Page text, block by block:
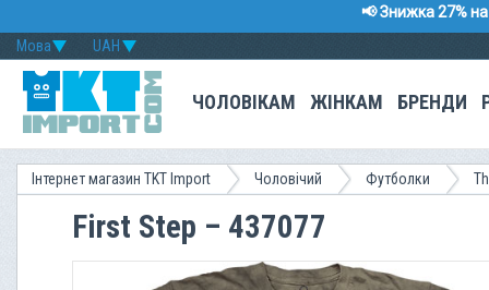
📢 Знижка 27%
UAH
Мова
ЧОЛОВІКАМ ЖІНКАМ БРЕНДИ
Інтернет магазин TKT Import Чоловічий Футболки
First Step – 437077